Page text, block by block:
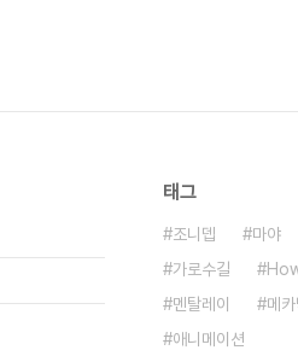
태그
조니뎁 마야
가로수길
멘탈레이
메카
애니메이션